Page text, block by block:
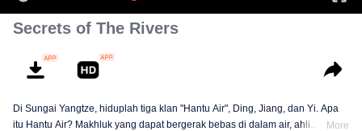
Secrets of The Rivers
Di Sungai Yangtze, hiduplah tiga klan "Hantu Air", Ding, Jiang, dan Yi. Apa
itu Hantu Air? Makhluk yang dapat bergerak bebas di dalam air, ahli
More